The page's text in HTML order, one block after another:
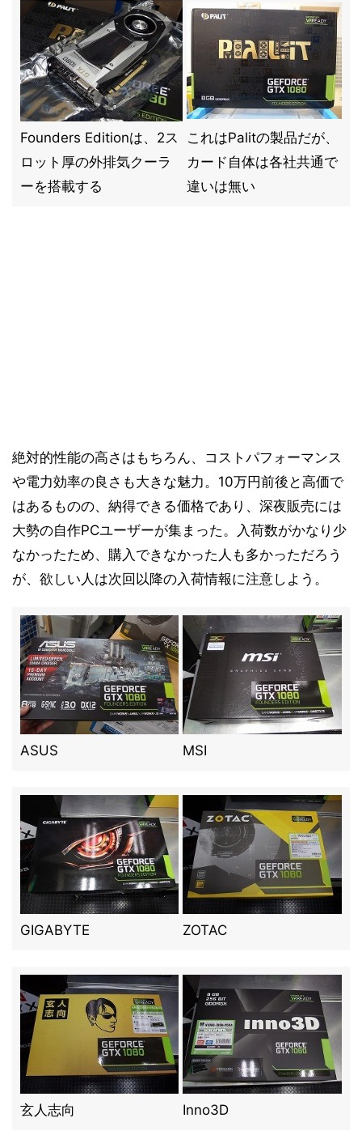
Founders Editionは、2ス
ロット厚の外排気クーラ
ーを搭載する
これはPalitの製品だが、
カード自体は各社共通で
違いは無い
絶対的性能の高さはもちろん、コストパフォーマンス
や電力効率の良さも大きな魅力。10万円前後と高価で
はあるものの、納得できる価格であり、深夜販売には
大勢の自作PCユーザーが集まった。入荷数がかなり少
なかったため、購入できなかった人も多かっただろう
が、欲しい人は次回以降の入荷情報に注意しよう。
ASUS MSI
GIGABYTE ZOTAC
玄人志向 Inno3D